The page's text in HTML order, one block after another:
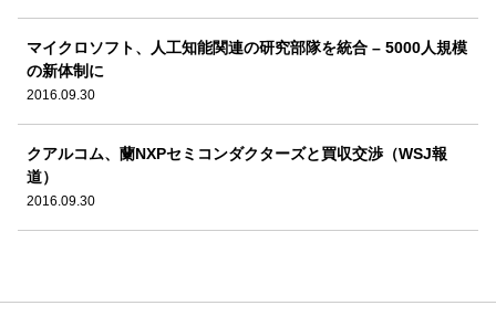
マイクロソフト、人工知能関連の研究部隊を統合 – 5000人規模
の新体制に
2016.09.30
クアルコム、蘭NXPセミコンダクターズと買収交渉（WSJ報
道）
2016.09.30